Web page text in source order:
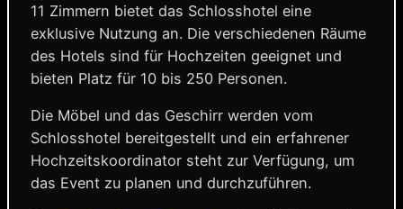
11 Zimmern bietet das Schlosshotel eine
exklusive Nutzung an. Die verschiedenen Räume
des Hotels sind für Hochzeiten geeignet und
bieten Platz für 10 bis 250 Personen.
Die Möbel und das Geschirr werden vom
Schlosshotel bereitgestellt und ein erfahrener
Hochzeitskoordinator steht zur Verfügung, um
das Event zu planen und durchzuführen.